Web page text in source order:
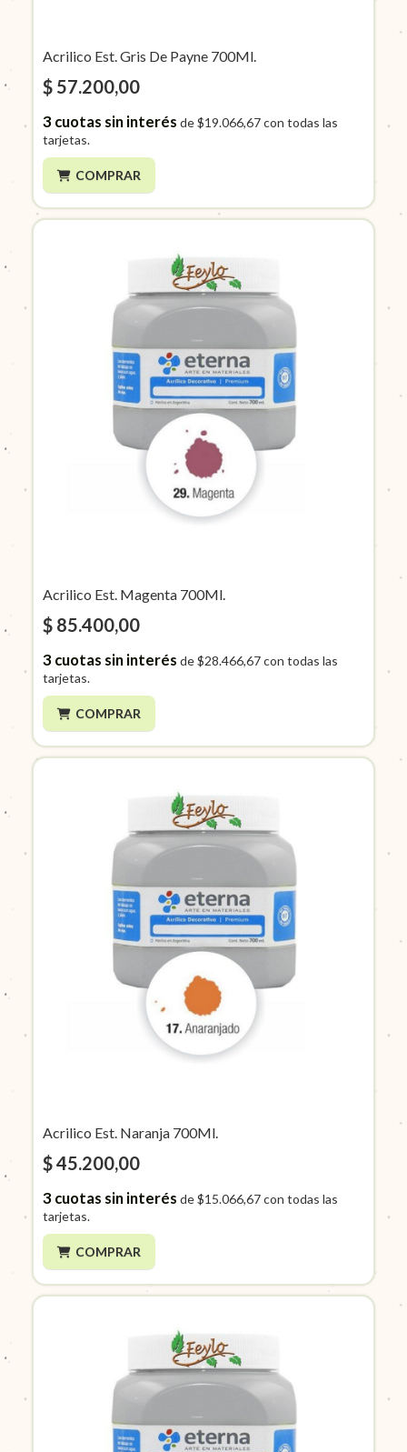
Acrilico Est. Gris De Payne 700Ml.
$ 57.200,00
3cuotas sin interés de$19.066,67con todas las
tarjetas.
COMPRAR
Acrilico Est. Magenta 700Ml.
$ 85.400,00
3cuotas sin interés de$28.466,67con todas las
tarjetas.
COMPRAR
Acrilico Est. Naranja 700Ml.
$ 45.200,00
3cuotas sin interés de$15.066,67con todas las
tarjetas.
COMPRAR